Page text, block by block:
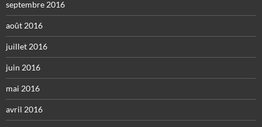
septembre 2016
août 2016
juillet 2016
juin 2016
mai 2016
avril 2016